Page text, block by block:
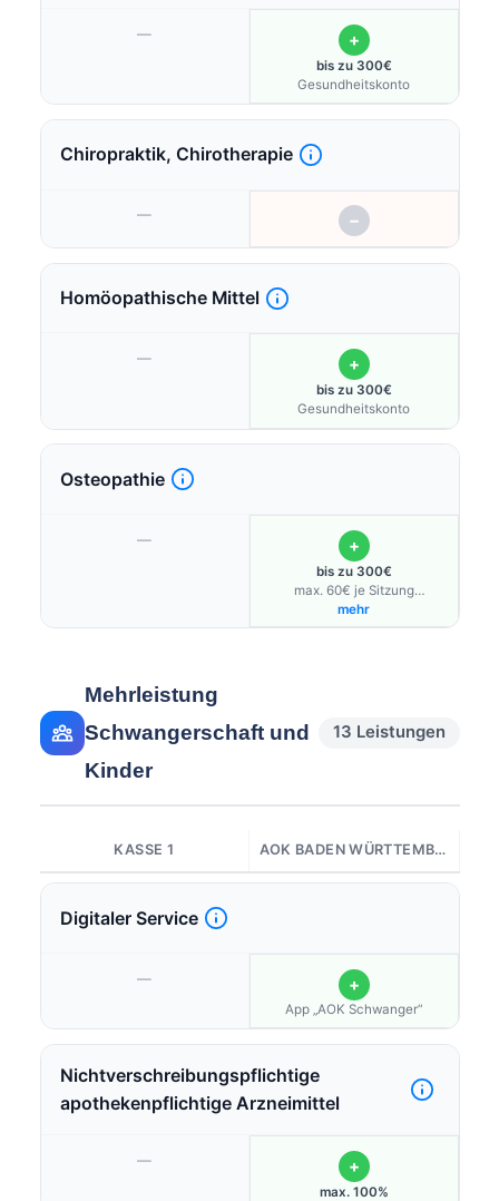
— +
bis zu 300€
Gesundheitskonto
Chiropraktik, Chirotherapie
— −
Homöopathische Mittel
— +
bis zu 300€
Gesundheitskonto
Osteopathie
— +
bis zu 300€
max. 60€ je Sitzung
(Gesundheitskonto)
mehr
Mehrleistung
Schwangerschaft und
Kinder
13 Leistungen
KASSE 1 AOK BADEN WÜRTTEMBERG
Digitaler Service
— +
App „AOK Schwanger“
Nichtverschreibungspflichtige
apothekenpflichtige Arzneimittel
— +
max. 100%